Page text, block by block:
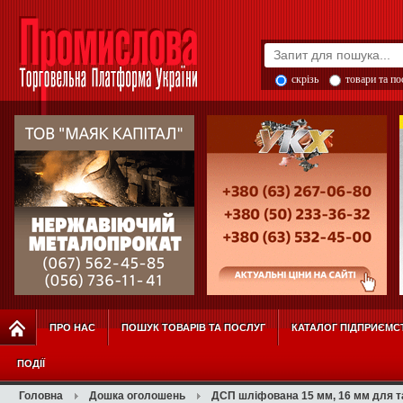
скрізь товари та
ПРО НАС ПОШУК ТОВАРІВ ТА ПОСЛУГ КАТАЛОГ
ПОДІЇ
Головна Дошка оголошень ДСП шліфована 15 мм, 16 мм для